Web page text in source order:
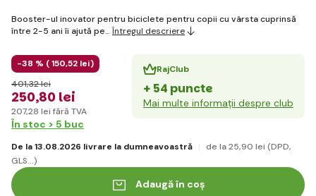
Booster-ul inovator pentru biciclete pentru copii cu vârsta cuprinsă
între 2-5 ani îi ajută pe… Întregul descriere
-38 % (150,52 lei)
250,80 lei
401,32 lei
207,28 lei fără TVA
RajClub
+ 54 puncte
Mai multe informații despre club
În stoc > 5 buc
De la 13.08.2026 livrare la dumneavoastră de la 25,90 lei (DPD,
GLS...)
Adaugă în coș